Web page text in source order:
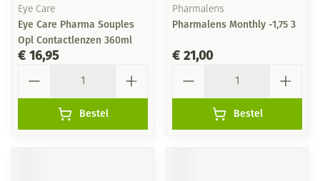
Eye Care
Eye Care Pharma Souples
Opl Contactlenzen 360ml
€ 16,95
Bestel
Pharmalens
Pharmalens Monthly -1,75 3
€ 21,00
Bestel